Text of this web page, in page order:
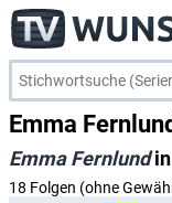
Emma
Emma Fernlundin
18 Folgen (ohne